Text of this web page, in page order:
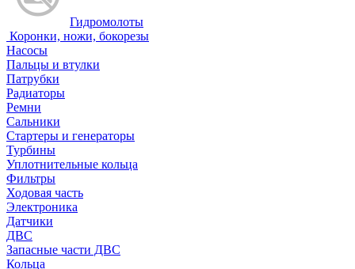
Гидромолоты
Коронки, ножи, бокорезы
Насосы
Пальцы и втулки
Патрубки
Радиаторы
Ремни
Сальники
Стартеры и генераторы
Турбины
Уплотнительные кольца
Фильтры
Ходовая часть
Электроника
Датчики
ДВС
Запасные части ДВС
Кольца